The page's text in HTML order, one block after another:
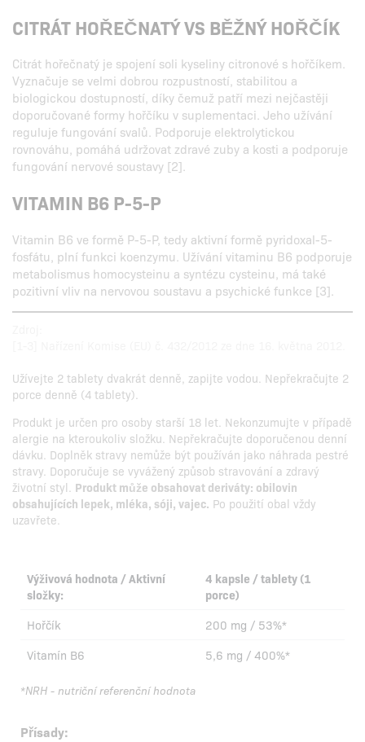
CITRÁT HOŘEČNATÝ VS BĚŽNÝ HOŘČÍK
Citrát hořečnatý je spojení soli kyseliny citronové s hořčíkem.
Vyznačuje se velmi dobrou rozpustností, stabilitou a
biologickou dostupností, díky čemuž patří mezi nejčastěji
doporučované formy hořčíku v suplementaci. Jeho užívání
reguluje fungování svalů. Podporuje elektrolytickou
rovnováhu, pomáhá udržovat zdravé zuby a kosti a podporuje
fungování nervové soustavy [2].
VITAMIN B6 P-5-P
Vitamin B6 ve formě P-5-P, tedy aktivní formě pyridoxal-5-
fosfátu, plní funkci koenzymu. Užívání vitaminu B6 podporuje
metabolismus homocysteinu a syntézu cysteinu, má také
pozitivní vliv na nervovou soustavu a psychické funkce [3].
Užívejte 2 tablety dvakrát denně, zapijte vodou. Nepřekračujte 2
porce denně (4 tablety).
Produkt je určen pro osoby starší 18 let. Nekonzumujte v případě
alergie na kteroukoliv složku. Nepřekračujte doporučenou denní
dávku. Doplněk stravy nemůže být používán jako náhrada pestré
stravy. Doporučuje se vyvážený způsob stravování a zdravý
životní styl. Produkt může obsahovat deriváty: obilovin
obsahujících lepek, mléka, sóji, vajec. Po použití obal vždy
uzavřete.
Výživová hodnota / Aktivní
složky:
4 kapsle / tablety (1
porce)
Hořčík
200 mg / 53%*
Vitamín B6
5,6 mg / 400%*
*NRH - nutriční referenční hodnota
Přísady: